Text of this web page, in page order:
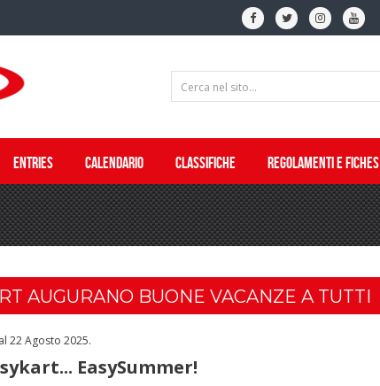
ENTRIES CALENDARIO CLASSIFICHE REGOLAMENTI E FICHES
AUGURANO BUONE VACANZE A TUTTI
22 Agosto 2025.
EasySummer!